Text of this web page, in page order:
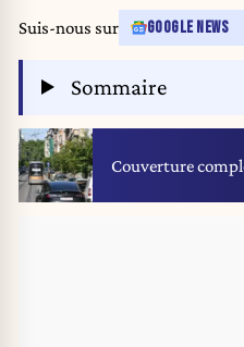
Suis-nous sur GOOGLE NEWS
Sommaire
Couverture